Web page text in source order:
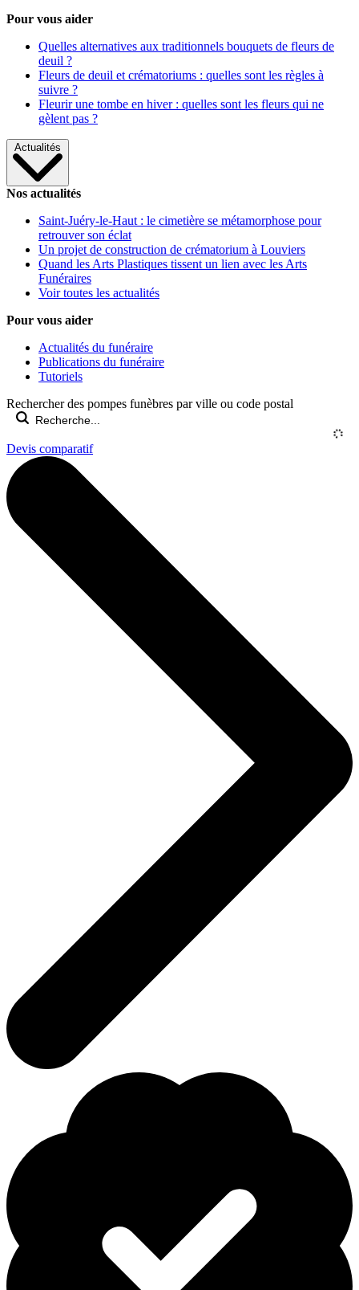
Pour vous aider
Quelles alternatives aux traditionnels bouquets de fleurs de
deuil ?
Fleurs de deuil et crématoriums : quelles sont les règles à
suivre ?
Fleurir une tombe en hiver : quelles sont les fleurs qui ne
gèlent pas ?
Actualités
Nos actualités
Saint-Juéry-le-Haut : le cimetière se métamorphose pour
retrouver son éclat
Un projet de construction de crématorium à Louviers
Quand les Arts Plastiques tissent un lien avec les Arts
Funéraires
Voir toutes les actualités
Pour vous aider
Actualités du funéraire
Publications du funéraire
Tutoriels
Rechercher des pompes funèbres par ville ou code postal
Devis comparatif